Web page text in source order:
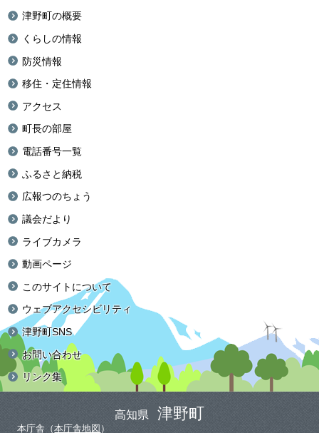
津野町の概要
くらしの情報
防災情報
移住・定住情報
アクセス
町長の部屋
電話番号一覧
ふるさと納税
広報つのちょう
議会だより
ライブカメラ
動画ページ
このサイトについて
ウェブアクセシビリティ
津野町SNS
お問い合わせ
リンク集
高知県 津野町
本庁舎（本庁舎地図 ）